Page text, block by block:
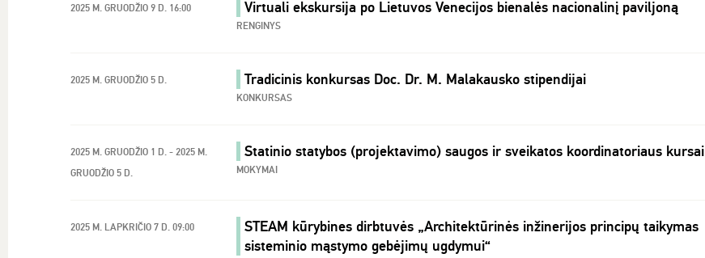
2025 M. GRUODŽIO 9 D. 16:00 Virtuali ekskursija po Lietuvos Venecijos bienalės nacionalinį paviljoną
RENGINYS
2025 M. GRUODŽIO 5 D. Tradicinis konkursas Doc. Dr. M. Malakausko stipendijai
KONKURSAS
2025 M. GRUODŽIO 1 D. - 2025 M.
GRUODŽIO 5 D.
Statinio statybos (projektavimo) saugos ir sveikatos koordinatoriaus kursai
MOKYMAI
2025 M. LAPKRIČIO 7 D. 09:00
STEAM kūrybines dirbtuvės „Architektūrinės inžinerijos principų taikymas
sisteminio mąstymo gebėjimų ugdymui“